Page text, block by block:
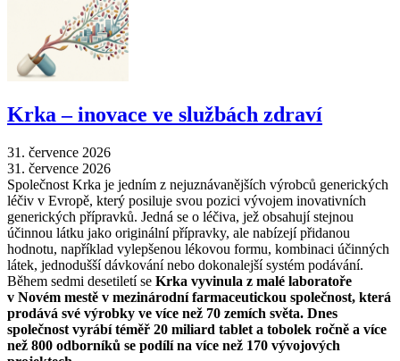
Krka –⁠ inovace ve službách zdraví
31. července 2026
31. července 2026
Společnost Krka je jedním z nejuznávanějších výrobců generických
léčiv v Evropě, který posiluje svou pozici vývojem inovativních
generických přípravků. Jedná se o léčiva, jež obsahují stejnou
účinnou látku jako originální přípravky, ale nabízejí přidanou
hodnotu, například vylepšenou lékovou formu, kombinaci účinných
látek, jednodušší dávkování nebo dokonalejší systém podávání.
Během sedmi desetiletí se Krka vyvinula z malé laboratoře
v Novém mestě v mezinárodní farmaceutickou společnost, která
prodává své výrobky ve více než 70 zemích světa. Dnes
společnost vyrábí téměř 20 miliard tablet a tobolek ročně a více
než 800 odborníků se podílí na více než 170 vývojových